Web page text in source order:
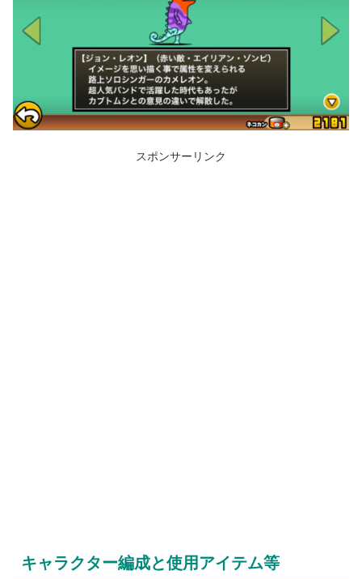
スポンサーリンク
キャラクター編成と使用アイテム等